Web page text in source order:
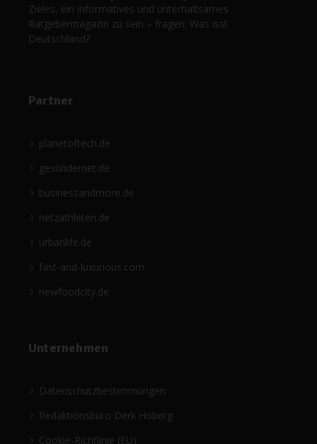
Zieles, ein informatives und unterhaltsames
Ratgebermagazin zu sein – fragen: Was isst
Deutschland?
Partner
planetoftech.de
gesündernet.de
businessandmore.de
netzathleten.de
urbanlife.de
fast-and-luxurious.com
newfoodcity.de
Unternehmen
Datenschutzbestimmungen
Redaktionsbüro Derk Hoberg
Cookie-Richtlinie (EU)